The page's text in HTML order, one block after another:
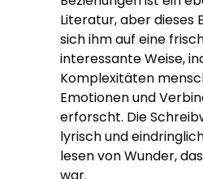
Literatur, aber dieses
sich ihm auf eine
interessante Weise,
Komplexitäten
Emotionen und
erforscht. Die
lyrisch und
lesen von Wunder,